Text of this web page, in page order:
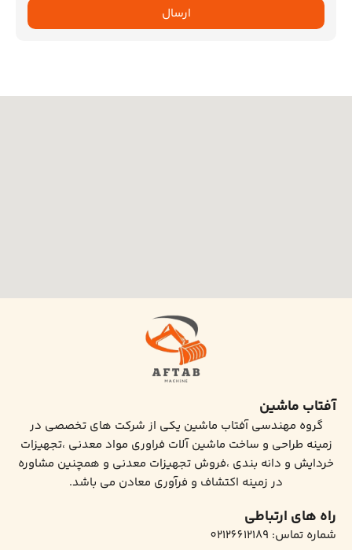
ارسال
آفتاب ماشین
گروه مهندسی آفتاب ماشین یکی از شرکت های تخصصی در
زمینه طراحی و ساخت ماشین آلات فراوری مواد معدنی ،تجهیزات
خردایش و دانه بندی ،فروش تجهیزات معدنی و همچنین مشاوره
در زمینه اکتشاف و فرآوری معادن می باشد.
راه های ارتباطی
شماره تماس: 02126612189